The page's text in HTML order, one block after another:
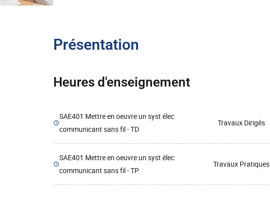
Présentation
Heures d'enseignement
SAE401 Mettre en oeuvre un syst élec
communicant sans fil - TD
Travaux Dirigés
SAE401 Mettre en oeuvre un syst élec
communicant sans fil - TP
Travaux Pratiques